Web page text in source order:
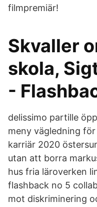
filmpremiär!
Skvaller
skola,
-
delissimo partille
meny vägledning
karriär 2020
utan att borra
hus fria läroverken
flashback no 5
mot diskriminering